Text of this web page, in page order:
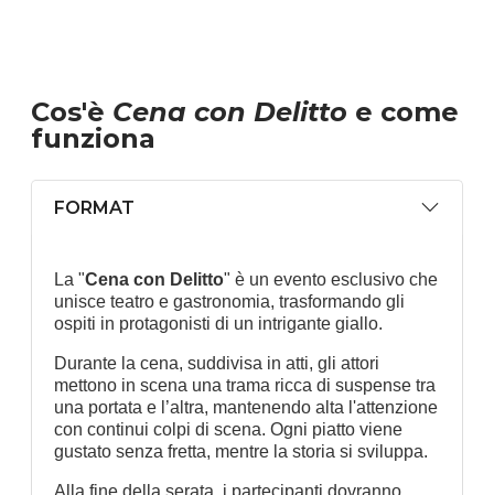
Cos'è Cena con Delitto e come
funziona
FORMAT
La "Cena con Delitto" è un evento esclusivo che
unisce teatro e gastronomia, trasformando gli
ospiti in protagonisti di un intrigante giallo.
Durante la cena, suddivisa in atti, gli attori
mettono in scena una trama ricca di suspense tra
una portata e l’altra, mantenendo alta l'attenzione
con continui colpi di scena. Ogni piatto viene
gustato senza fretta, mentre la storia si sviluppa.
Alla fine della serata, i partecipanti dovranno